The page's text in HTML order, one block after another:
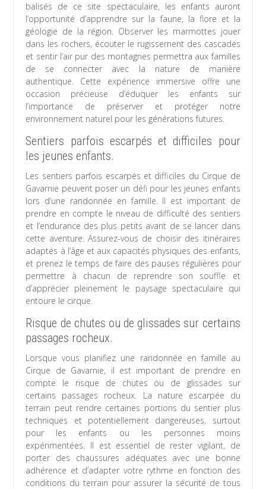
balisés de ce site spectaculaire, les enfants auront
l’opportunité d’apprendre sur la faune, la flore et la
géologie de la région. Observer les marmottes jouer
dans les rochers, écouter le rugissement des cascades
et sentir l’air pur des montagnes permettra aux familles
de se connecter avec la nature de manière
authentique. Cette expérience immersive offre une
occasion précieuse d’éduquer les enfants sur
l’importance de préserver et protéger notre
environnement naturel pour les générations futures.
Sentiers parfois escarpés et difficiles pour
les jeunes enfants.
Les sentiers parfois escarpés et difficiles du Cirque de
Gavarnie peuvent poser un défi pour les jeunes enfants
lors d’une randonnée en famille. Il est important de
prendre en compte le niveau de difficulté des sentiers
et l’endurance des plus petits avant de se lancer dans
cette aventure. Assurez-vous de choisir des itinéraires
adaptés à l’âge et aux capacités physiques des enfants,
et prenez le temps de faire des pauses régulières pour
permettre à chacun de reprendre son souffle et
d’apprécier pleinement le paysage spectaculaire qui
entoure le cirque.
Risque de chutes ou de glissades sur certains
passages rocheux.
Lorsque vous planifiez une randonnée en famille au
Cirque de Gavarnie, il est important de prendre en
compte le risque de chutes ou de glissades sur
certains passages rocheux. La nature escarpée du
terrain peut rendre certaines portions du sentier plus
techniques et potentiellement dangereuses, surtout
pour les enfants ou les personnes moins
expérimentées. Il est essentiel de rester vigilant, de
porter des chaussures adéquates avec une bonne
adhérence et d’adapter votre rythme en fonction des
conditions du terrain pour assurer la sécurité de tous